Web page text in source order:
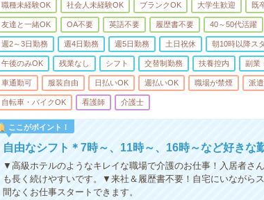
職種未経験OK 社会人未経験OK ブランクOK 大学生歓迎 既
友達と一緒OK OA不要 英語不要 履歴書不要 40～50代活躍
週2～3日勤務 週4日勤務 週5日勤務 土日祝休 朝10時以降ス
午後のみOK 残業なし シフト 交替制勤務 扶養控内 副業
車通勤可 服装自由 日払いOK 週払いOK 職場が禁煙 派
自転車・バイクOK 看護師 介護士
ここがポイント！
自由なシフト＊7時～、11時～、16時～など好きな
▼高級ホテルのようなキレイな職場で介護のお仕事！入居者さ
も長く続けやすいです。▼来社＆履歴書不要！自宅にいながら
間なくお仕事スタートできます。